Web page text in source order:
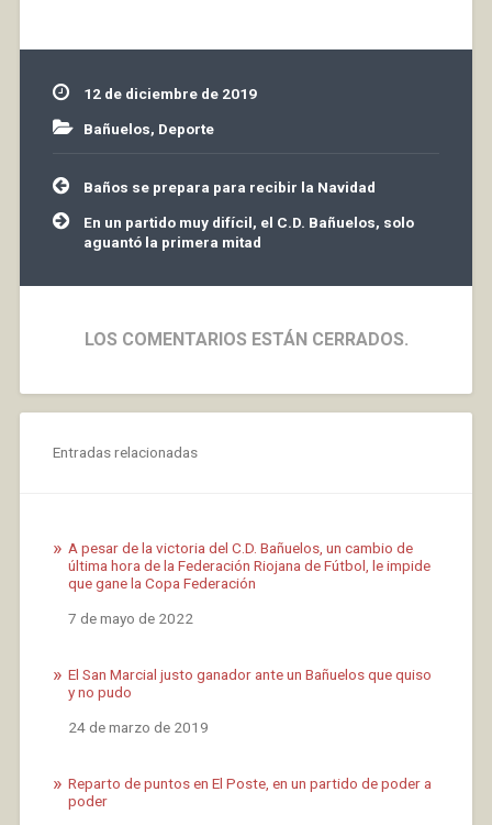
pitados tres penaltis
contra…
12 de diciembre de 2019
Bañuelos, Deporte
Navegación
de
entradas
Baños se prepara para recibir la Navidad
En un partido muy difícil, el C.D. Bañuelos, solo
aguantó la primera mitad
LOS COMENTARIOS ESTÁN CERRADOS.
Entradas relacionadas
A pesar de la victoria del C.D. Bañuelos, un cambio de
última hora de la Federación Riojana de Fútbol, le impide
que gane la Copa Federación
Fecha
7 de mayo de 2022
El San Marcial justo ganador ante un Bañuelos que quiso
y no pudo
Fecha
24 de marzo de 2019
Reparto de puntos en El Poste, en un partido de poder a
poder